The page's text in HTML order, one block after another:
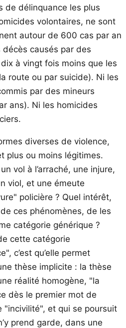
de délinquance les plus
volontaires, ne sont
autour de 600 cas par an
causés par des
à vingt fois moins que les
route ou par suicide). Ni les
par des mineurs
ans). Ni les homicides
diverses de violence,
plus ou moins légitimes.
vol à l’arraché, une injure,
viol, et une émeute
policière ? Quel intérêt,
ces phénomènes, de les
catégorie générique ?
cette catégorie
c’est qu’elle permet
thèse implicite : la thèse
réalité homogène, "la
dès le premier mot de
"incivilité", et qui se poursuit
prend garde, dans une